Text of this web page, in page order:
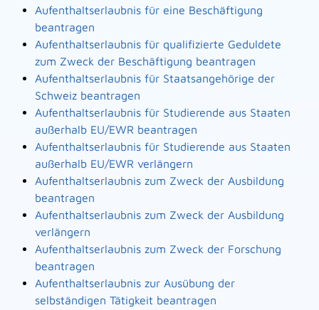
Aufenthaltserlaubnis für eine Beschäftigung
beantragen
Aufenthaltserlaubnis für qualifizierte Geduldete
zum Zweck der Beschäftigung beantragen
Aufenthaltserlaubnis für Staatsangehörige der
Schweiz beantragen
Aufenthaltserlaubnis für Studierende aus Staaten
außerhalb EU/EWR beantragen
Aufenthaltserlaubnis für Studierende aus Staaten
außerhalb EU/EWR verlängern
Aufenthaltserlaubnis zum Zweck der Ausbildung
beantragen
Aufenthaltserlaubnis zum Zweck der Ausbildung
verlängern
Aufenthaltserlaubnis zum Zweck der Forschung
beantragen
Aufenthaltserlaubnis zur Ausübung der
selbständigen Tätigkeit beantragen